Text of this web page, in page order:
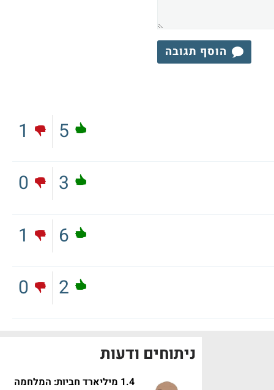
הוסף תגובה
5
1
3
0
6
1
2
0
ניתוחים ודעות
1.4 מיליארד חביות: המלחמה